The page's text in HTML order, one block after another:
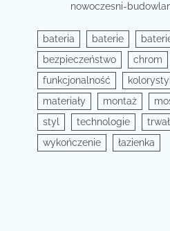
nowoczesni-
bateria baterie
bezpieczeństwo
chrom
funkcjonalność
materiały
montaż
styl
technologie
wykończenie
łazienka